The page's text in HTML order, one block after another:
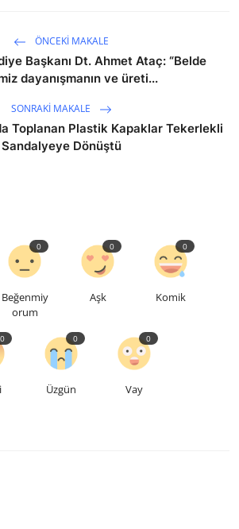
ÖNCEKI MAKALE
Başkanı Dt. Ahmet Ataç: “Belde
dayanışmanın ve üreti...
SONRAKI MAKALE
Toplanan Plastik Kapaklar Tekerlekli
Sandalyeye Dönüştü
Beğenmiy
orum
0
Aşk
0
Komik
0
0
Üzgün
0
Vay
0